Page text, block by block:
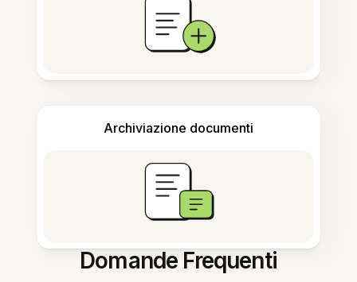
Archiviazione documenti
Domande Frequenti